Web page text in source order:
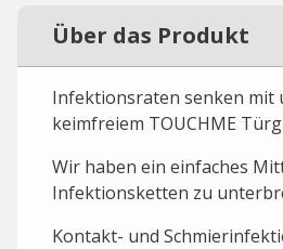
Über das Produkt
Infektionsraten senken mit
keimfreiem TOUCHME
Wir haben ein einfaches
Infektionsketten zu
Kontakt- und